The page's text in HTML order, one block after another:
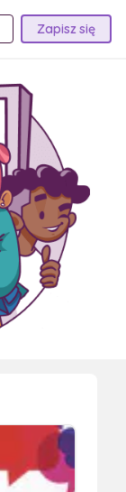
Zapisz się